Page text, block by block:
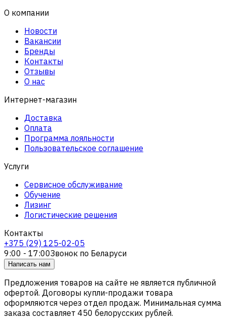
О компании
Новости
Вакансии
Бренды
Контакты
Отзывы
О нас
Интернет-магазин
Доставка
Оплата
Программа лояльности
Пользовательское соглашение
Услуги
Сервисное обслуживание
Обучение
Лизинг
Логистические решения
Контакты
+375 (29) 125-02-05
9:00 - 17:00Звонок по Беларуси
Написать нам
Предложения товаров на сайте не является публичной
офертой. Договоры купли-продажи товара
оформляются через отдел продаж. Минимальная сумма
заказа составляет 450 белорусских рублей.